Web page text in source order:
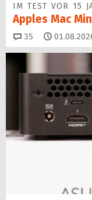
IM TEST VOR 15
Apples Mac
35 Kommentare